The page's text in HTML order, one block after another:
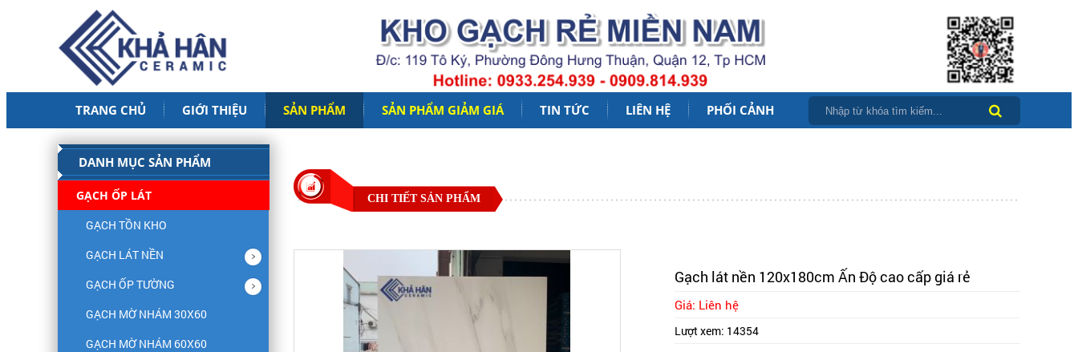
TRANG CHỦ GIỚI THIỆU SẢN PHẨM SẢN PHẨM GIẢM GIÁ TIN TỨC LIÊN HỆ PHỐI CẢNH
CHI TIẾT SẢN PHẨM
Gạch lát nền 120x180cm Ấn Độ cao cấp giá rẻ
Giá: Liên hệ
Lượt xem: 14354
DANH MỤC SẢN PHẨM
GẠCH ỐP LÁT
GẠCH TỒN KHO
GẠCH LÁT NỀN
GẠCH ỐP TƯỜNG
GẠCH MỜ NHÁM 30X60
GẠCH MỜ NHÁM 60X60